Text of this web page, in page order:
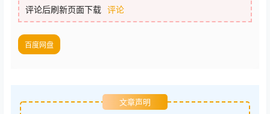
评论后刷新页面下载 评论
百度网盘
文章声明